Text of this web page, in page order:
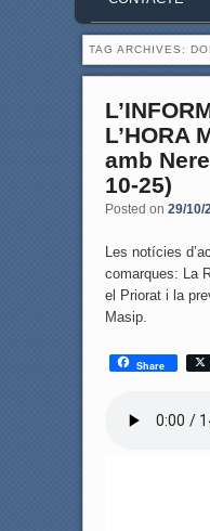
TAG ARCHIVES:
L’HORA
amb
10-25)
Posted on 29/10/
Les notícies
comarques: La
el Priorat i la
Masip.
Share